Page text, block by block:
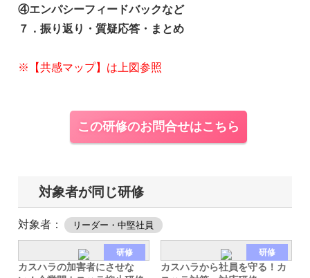
④エンパシーフィードバックなど
７．振り返り・質疑応答・まとめ
※【共感マップ】は上図参照
この研修のお問合せはこちら
対象者が同じ研修
対象者： リーダー・中堅社員
研修
カスハラの加害者にさせな
研修
カスハラから社員を守る！カ